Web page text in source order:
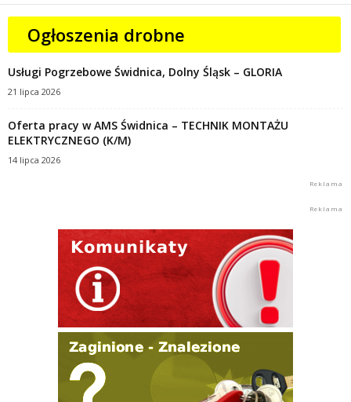
Ogłoszenia drobne
Usługi Pogrzebowe Świdnica, Dolny Śląsk – GLORIA
21 lipca 2026
Oferta pracy w AMS Świdnica – TECHNIK MONTAŻU
ELEKTRYCZNEGO (K/M)
14 lipca 2026